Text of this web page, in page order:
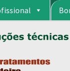
CARRINHO CART
DA BONA?